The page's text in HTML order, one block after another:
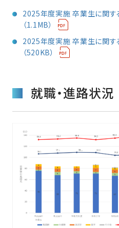
2025年度実施 卒業生に関す
（1.1MB）
2025年度実施 卒業生に関す
（520KB）
就職・進路状況